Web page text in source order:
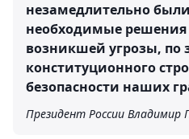
незамедлительно
необходимые
возникшей угрозы, по
конституционного
безопасности наших
Президент России Владимир